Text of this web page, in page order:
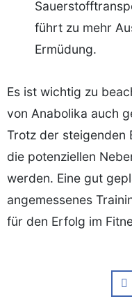
führt zu mehr
Ermüdung.
Es ist wichtig zu
von Anabolika auch
Trotz der steigenden
die potenziellen
werden. Eine gut
angemessenes
für den Erfolg im